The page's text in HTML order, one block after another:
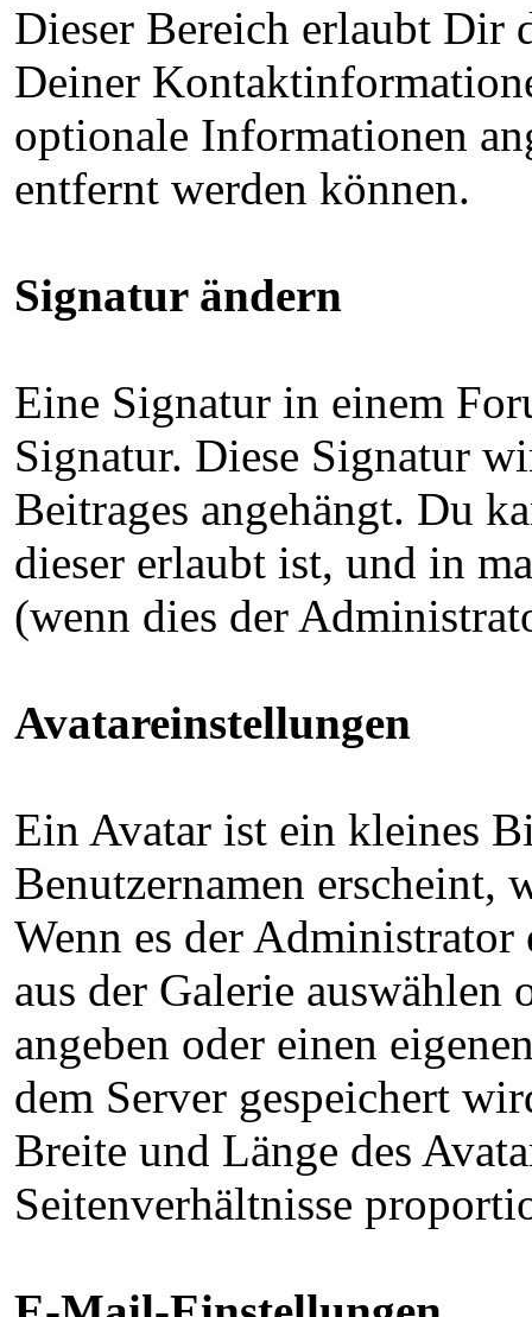
Dieser Bereich erlaubt Dir
Deiner
optionale Informationen
entfernt werden können.
Signatur ändern
Eine Signatur in einem
Signatur. Diese Signatur
Beitrages angehängt. Du
dieser erlaubt ist, und in
(wenn dies der
Avatareinstellungen
Ein Avatar ist ein kleines
Benutzernamen erscheint,
Wenn es der
aus der Galerie
angeben oder einen
dem Server gespeichert
Breite und Länge des
Seitenverhältnisse